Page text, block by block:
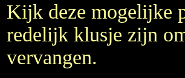
Kijk deze mogelijke
redelijk klusje zijn
vervangen.